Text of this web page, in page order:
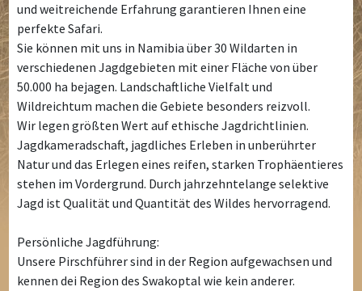
und weitreichende Erfahrung garantieren Ihnen eine
perfekte Safari.
Sie können mit uns in Namibia über 30 Wildarten in
verschiedenen Jagdgebieten mit einer Fläche von über
50.000 ha bejagen. Landschaftliche Vielfalt und
Wildreichtum machen die Gebiete besonders reizvoll.
Wir legen größten Wert auf ethische Jagdrichtlinien.
Jagdkameradschaft, jagdliches Erleben in unberührter
Natur und das Erlegen eines reifen, starken Trophäentieres
stehen im Vordergrund. Durch jahrzehntelange selektive
Jagd ist Qualität und Quantität des Wildes hervorragend.
Persönliche Jagdführung:
Unsere Pirschführer sind in der Region aufgewachsen und
kennen dei Region des Swakoptal wie kein anderer.